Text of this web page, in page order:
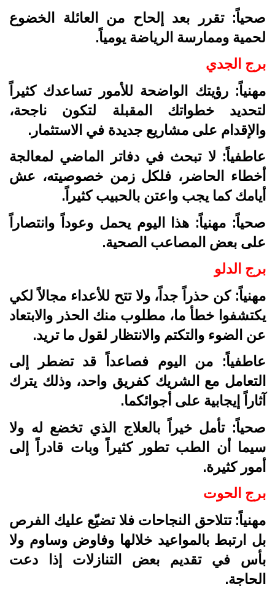
صحياً: تقرر بعد إلحاح من العائلة الخضوع
لحمية وممارسة الرياضة يومياً.
برج الجدي
مهنياً: رؤيتك الواضحة للأمور تساعدك كثيراً
لتحديد خطواتك المقبلة لتكون ناجحة،
والإقدام على مشاريع جديدة في الاستثمار.
عاطفياً: لا تبحث في دفاتر الماضي لمعالجة
أخطاء الحاضر، فلكل زمن خصوصيته، عش
أيامك كما يجب واعتن بالحبيب كثيراً.
صحياً: مهنياً: هذا اليوم يحمل وعوداً وانتصاراً
على بعض المصاعب الصحية.
برج الدلو
مهنياً: كن حذراً جداً، ولا تتح للأعداء مجالاً لكي
يكتشفوا خطأ ما، مطلوب منك الحذر والابتعاد
عن الضوء والتكتم والانتظار لقول ما تريد.
عاطفياً: من اليوم فصاعداً قد تضطر إلى
التعامل مع الشريك كفريق واحد، وذلك يترك
آثاراً إيجابية على أجوائكما.
صحياً: تأمل خيراً بالعلاج الذي تخضع له ولا
سيما أن الطب تطور كثيراً وبات قادراً إلى
أمور كثيرة.
برج الحوت
مهنياً: تتلاحق النجاحات فلا تضيّع عليك الفرص
بل ارتبط بالمواعيد خلالها وفاوض وساوم ولا
بأس في تقديم بعض التنازلات إذا دعت
الحاجة.